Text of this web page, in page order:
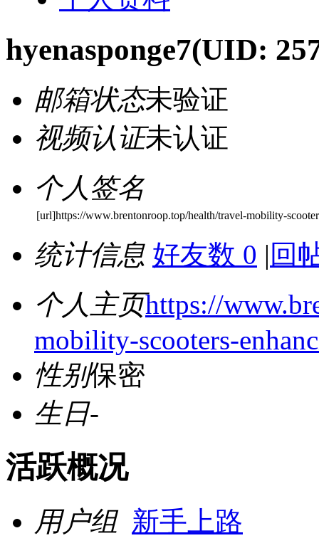
hyenasponge7(UID:
邮箱状态未验证
视频认证未认证
个人签名
[url]https://www.brentonroop.top/health/travel-mobility-
统计信息 好友数 0 | 回
个人主页https://
mobility-scooters-
性别保密
生日-
活跃概况
用户组 新手上路